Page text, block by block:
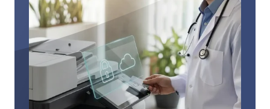
ア
な
Pull
Printing
に
つ
い